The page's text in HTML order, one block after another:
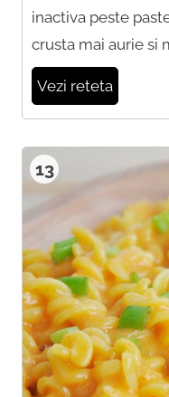
inactiva peste
crusta mai aurie si
Vezi reteta
13